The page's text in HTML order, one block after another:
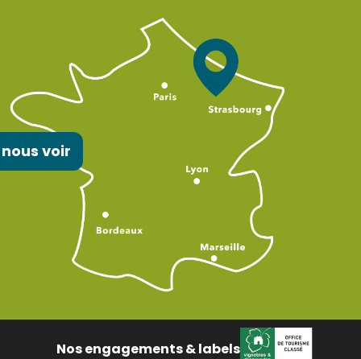
voir
Nos engagements & labels